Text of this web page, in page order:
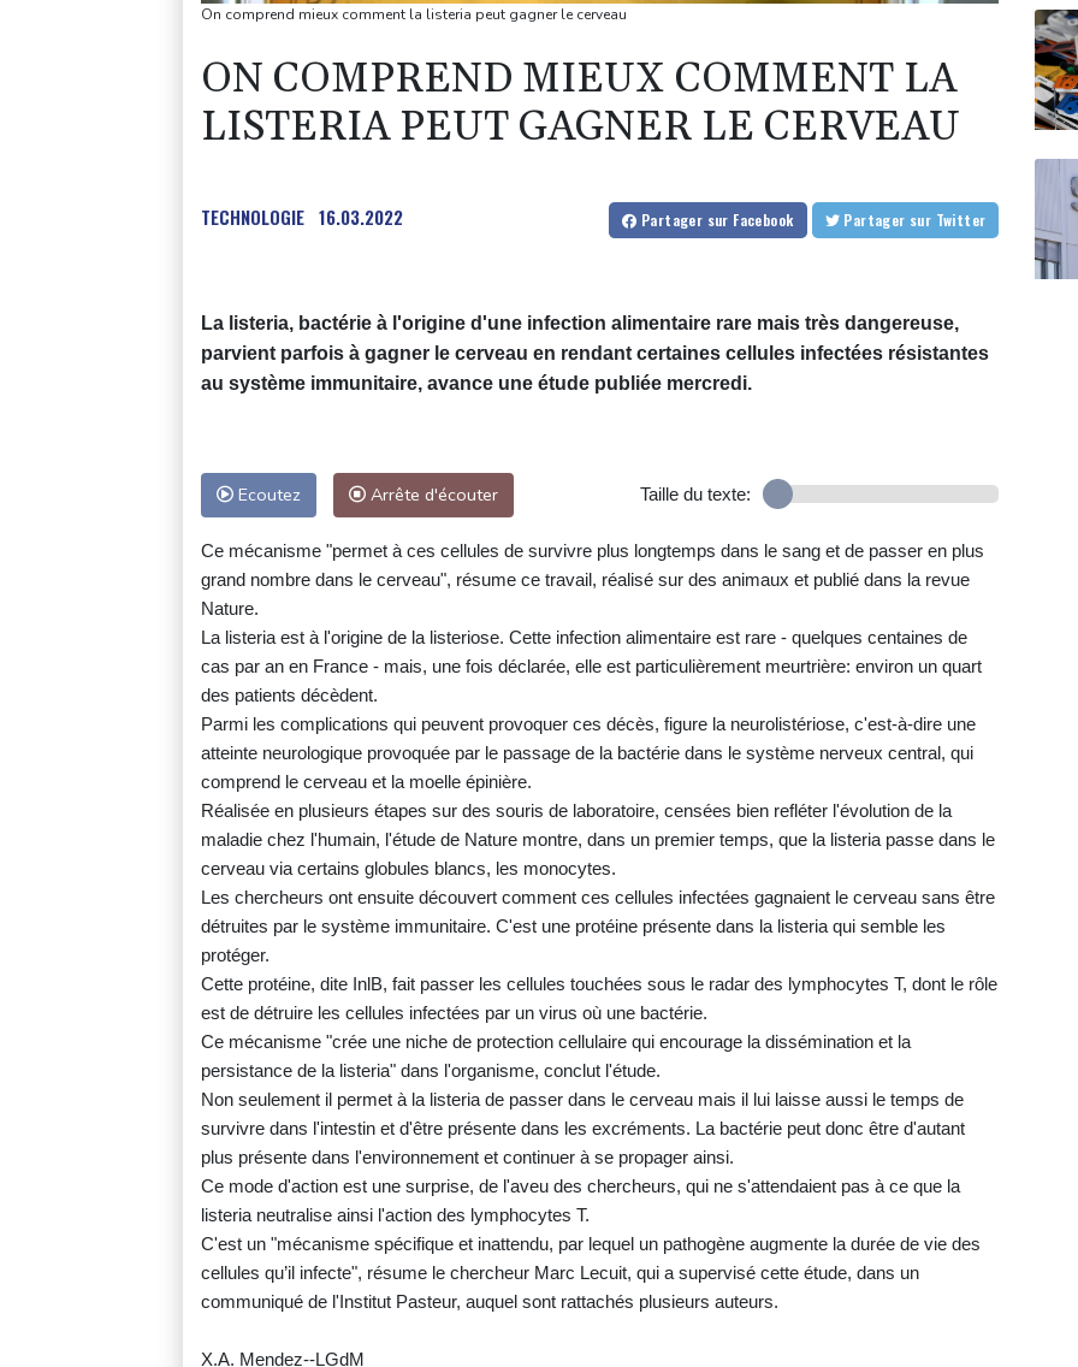
On comprend mieux comment la listeria peut gagner le cerveau
ON COMPREND MIEUX COMMENT LA
LISTERIA PEUT GAGNER LE CERVEAU
TECHNOLOGIE 16.03.2022 Partager sur Facebook Partager sur Twitter
La listeria, bactérie à l'origine d'une infection alimentaire rare mais très dangereuse,
parvient parfois à gagner le cerveau en rendant certaines cellules infectées résistantes
au système immunitaire, avance une étude publiée mercredi.
Ecoutez Arrête d'écouter Taille du texte:
Ce mécanisme "permet à ces cellules de survivre plus longtemps dans le sang et de passer en plus
grand nombre dans le cerveau", résume ce travail, réalisé sur des animaux et publié dans la revue
Nature.
La listeria est à l'origine de la listeriose. Cette infection alimentaire est rare - quelques centaines de
cas par an en France - mais, une fois déclarée, elle est particulièrement meurtrière: environ un quart
des patients décèdent.
Parmi les complications qui peuvent provoquer ces décès, figure la neurolistériose, c'est-à-dire une
atteinte neurologique provoquée par le passage de la bactérie dans le système nerveux central, qui
comprend le cerveau et la moelle épinière.
Réalisée en plusieurs étapes sur des souris de laboratoire, censées bien refléter l'évolution de la
maladie chez l'humain, l'étude de Nature montre, dans un premier temps, que la listeria passe dans le
cerveau via certains globules blancs, les monocytes.
Les chercheurs ont ensuite découvert comment ces cellules infectées gagnaient le cerveau sans être
détruites par le système immunitaire. C'est une protéine présente dans la listeria qui semble les
protéger.
Cette protéine, dite InlB, fait passer les cellules touchées sous le radar des lymphocytes T, dont le rôle
est de détruire les cellules infectées par un virus où une bactérie.
Ce mécanisme "crée une niche de protection cellulaire qui encourage la dissémination et la
persistance de la listeria" dans l'organisme, conclut l'étude.
Non seulement il permet à la listeria de passer dans le cerveau mais il lui laisse aussi le temps de
survivre dans l'intestin et d'être présente dans les excréments. La bactérie peut donc être d'autant
plus présente dans l'environnement et continuer à se propager ainsi.
Ce mode d'action est une surprise, de l'aveu des chercheurs, qui ne s'attendaient pas à ce que la
listeria neutralise ainsi l'action des lymphocytes T.
C'est un "mécanisme spécifique et inattendu, par lequel un pathogène augmente la durée de vie des
cellules qu’il infecte", résume le chercheur Marc Lecuit, qui a supervisé cette étude, dans un
communiqué de l'Institut Pasteur, auquel sont rattachés plusieurs auteurs.
X.A. Mendez--LGdM